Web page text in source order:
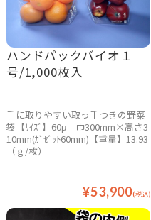
ハンドパックバイオ１
号/1,000枚入
¥53,900(税込)
手に取りやすい取っ手つきの野菜
袋【ｻｲｽﾞ】60μ 巾300mm×高さ3
10mm(ｶﾞｾﾞｯﾄ60mm)【重量】13.93
（ｇ/枚）